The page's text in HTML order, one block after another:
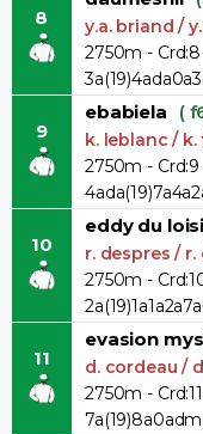
8
y.a. briand /
2750m -
9
ebabiela (
k. leblanc /
2750m -
10
eddy du
r. despres / r.
2750m -
11
evasion
d. cordeau /
2750m -